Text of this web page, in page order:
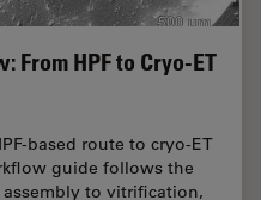
HPF to Cryo-ET
based route to cryo-ET
guide follows the
to vitrification,